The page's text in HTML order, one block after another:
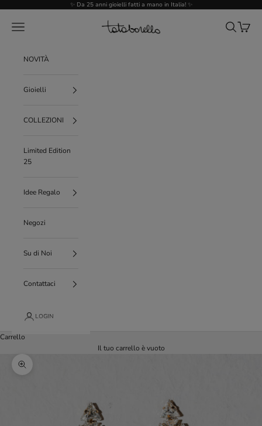
✨ Da 25 anni gioielli fatti a mano in Italia! ✨
Tataborello
Menù CercaCarrello
NOVITÀ
Gioielli
COLLEZIONI
Limited Edition
25
Idee Regalo
Negozi
Su di Noi
Contattaci
LOGIN
Carrello
Il tuo carrello è vuoto
Ingrandisci immagine